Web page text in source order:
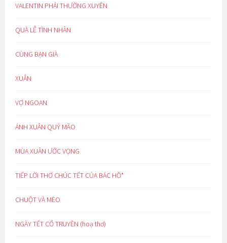
VALENTIN PHẢI THƯỜNG XUYÊN
QUÀ LỄ TÌNH NHÂN
CÙNG BẠN GIÀ
XUÂN
VỢ NGOAN
ÁNH XUÂN QUÝ MÃO
MÙA XUÂN ƯỚC VỌNG
TIẾP LỜI THƠ CHÚC TẾT CỦA BÁC HỒ*
CHUỘT VÀ MÈO
NGÀY TẾT CỔ TRUYỀN (hoạ thơ)